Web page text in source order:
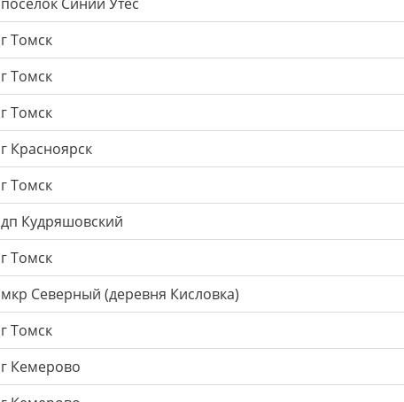
г Томск
г Томск
г Томск
г Красноярск
г Томск
дп Кудряшовский
г Томск
мкр Северный (деревня Кисловка)
г Томск
г Кемерово